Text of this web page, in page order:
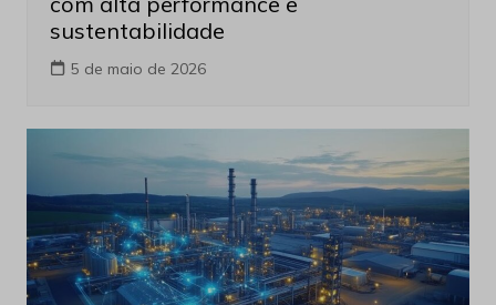
sustentabilidade
5 de maio de 2026